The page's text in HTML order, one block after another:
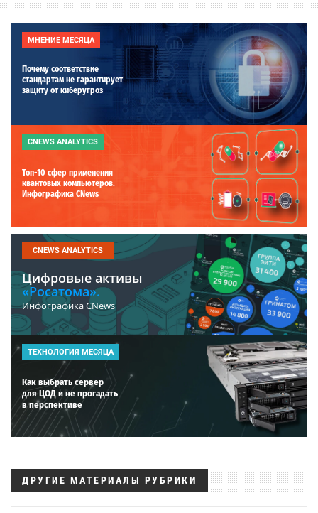
МНЕНИЕ МЕСЯЦА
Почему соответствие
стандартам не гарантирует
защиту от киберугроз
CNEWS ANALYTICS
Топ-10 сфер применения
квантовых компьютеров.
Инфографика CNews
CNEWS ANALYTICS
Цифровые активы
«Росатома».
Инфографика CNews
ТЕХНОЛОГИЯ МЕСЯЦА
Как выбрать сервер
для ЦОД и не прогадать
в перспективе
ДРУГИЕ МАТЕРИАЛЫ РУБРИКИ